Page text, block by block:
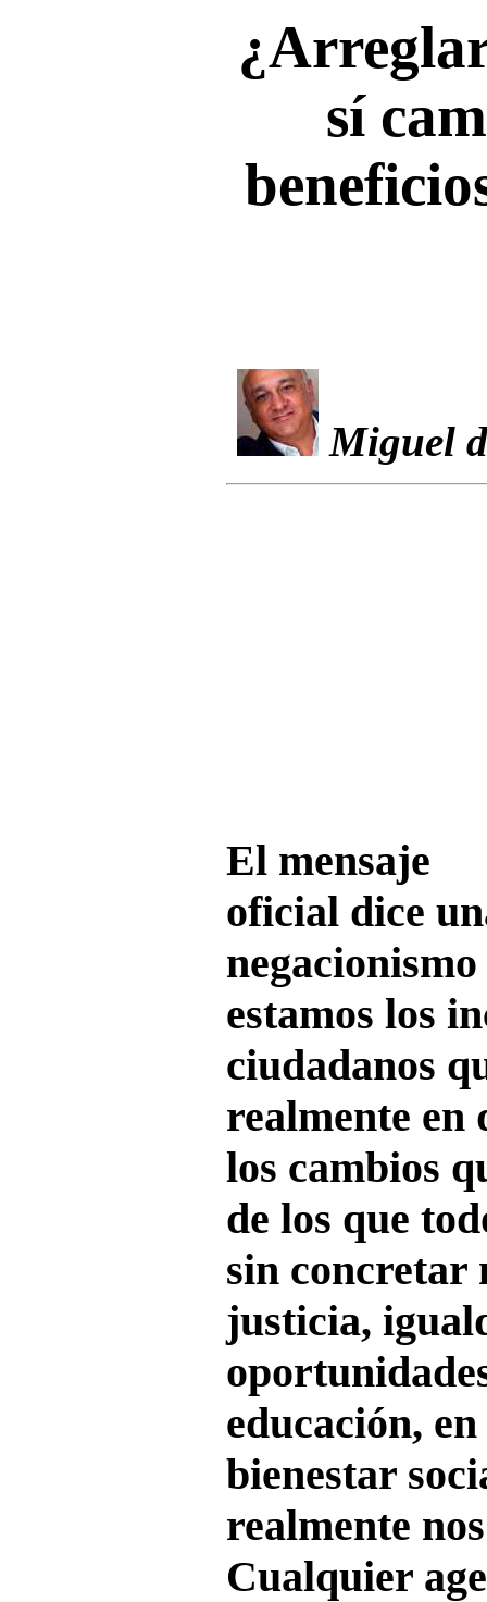
sí
Miguel
El mensaje
oficial dice
estamos los
ciudadanos
realmente en
los cambios
de los que
sin concretar
justicia,
educación,
bienestar
realmente
Cualquier